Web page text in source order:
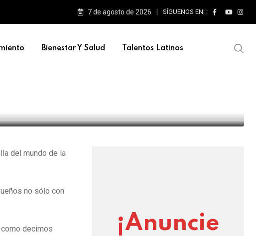
7 de agosto de 2026 SÍGUENOS EN: :
Bienestar Y Salud Talentos Latinos
a niños de diferentes
del mundo de la
no sólo con
como decimos
¡Anuncie